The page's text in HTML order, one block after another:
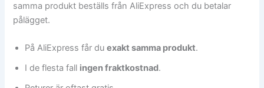
samma produkt beställs från AliExpress och du betalar
pålägget.
På AliExpress får duexakt samma produkt.
I de flesta fall ingen fraktkostnad.